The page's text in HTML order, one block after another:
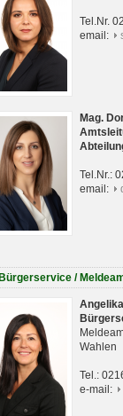
Tel.Nr.
email:
Mag.
Tel.Nr.:
email:
Bürgerservice /
Wahlen
Tel.:
e-mail: